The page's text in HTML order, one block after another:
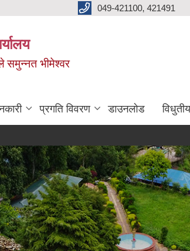
049-421100, 421491
समुन्नत भीमेश्वर
प्रगति विवरण डाउनलोड